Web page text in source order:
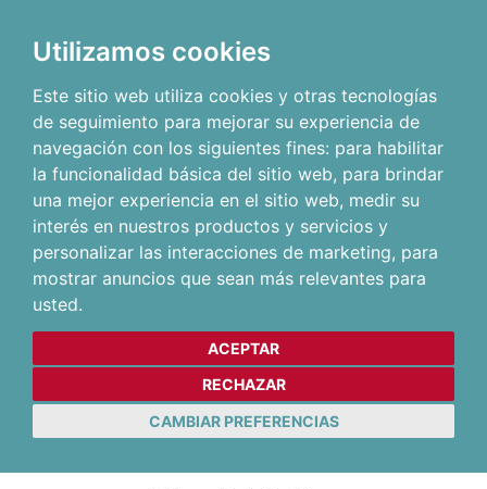
Utilizamos cookies
Este sitio web utiliza cookies y otras tecnologías
de seguimiento para mejorar su experiencia de
navegación con los siguientes fines: para habilitar
la funcionalidad básica del sitio web, para brindar
una mejor experiencia en el sitio web, medir su
interés en nuestros productos y servicios y
personalizar las interacciones de marketing, para
mostrar anuncios que sean más relevantes para
usted.
ACEPTAR
RECHAZAR
CAMBIAR PREFERENCIAS